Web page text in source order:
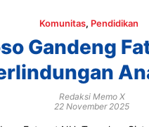
Komunitas, Pendidikan
Gandeng
Redaksi Memo X
22 November 2025